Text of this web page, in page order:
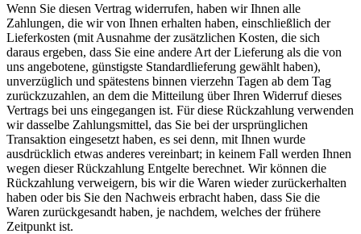
Wenn Sie diesen Vertrag widerrufen, haben wir Ihnen alle
Zahlungen, die wir von Ihnen erhalten haben, einschließlich der
Lieferkosten (mit Ausnahme der zusätzlichen Kosten, die sich
daraus ergeben, dass Sie eine andere Art der Lieferung als die von
uns angebotene, günstigste Standardlieferung gewählt haben),
unverzüglich und spätestens binnen vierzehn Tagen ab dem Tag
zurückzuzahlen, an dem die Mitteilung über Ihren Widerruf dieses
Vertrags bei uns eingegangen ist. Für diese Rückzahlung verwenden
wir dasselbe Zahlungsmittel, das Sie bei der ursprünglichen
Transaktion eingesetzt haben, es sei denn, mit Ihnen wurde
ausdrücklich etwas anderes vereinbart; in keinem Fall werden Ihnen
wegen dieser Rückzahlung Entgelte berechnet. Wir können die
Rückzahlung verweigern, bis wir die Waren wieder zurückerhalten
haben oder bis Sie den Nachweis erbracht haben, dass Sie die
Waren zurückgesandt haben, je nachdem, welches der frühere
Zeitpunkt ist.